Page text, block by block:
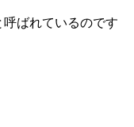
ばれているのです